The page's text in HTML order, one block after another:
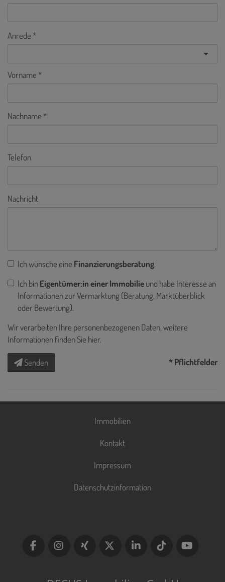
Anrede
Vorname
Nachname
Telefon
Nachricht
Ich wünsche eine Finanzierungsberatung.
Ich binEigentümer:in einer Immobilieund habe Interesse an
Informationen zur Vermarktung (Beratung, Marktüberblick
oder Bewertung).
Wir verarbeiten Ihre personenbezogenen Daten, weitere
Informationen finden Sie hier.
Senden * Pflichtfelder
Immobilien
Kontakt
Impressum
Datenschutzinformation